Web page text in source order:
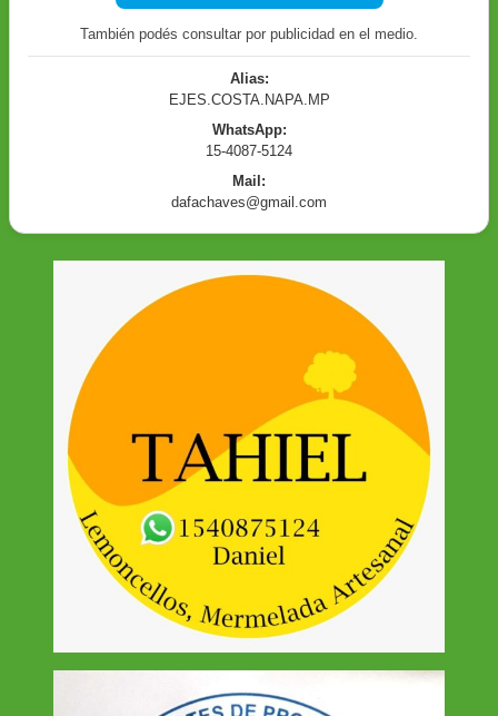
También podés consultar por publicidad en el medio.
Alias:
EJES.COSTA.NAPA.MP
WhatsApp:
15-4087-5124
Mail:
dafachaves@gmail.com